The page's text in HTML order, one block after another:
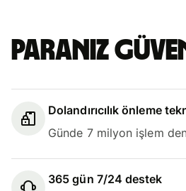
Paranız
Dolandırıcılık önleme
Günde 7 milyon işlem
365 gün 7/24 destek